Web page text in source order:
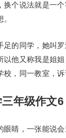
换个说法就是一
的同学，她叫罗
以他又称我是姐姐
，同一教室，诉
年级作文6
睛，一张能说会